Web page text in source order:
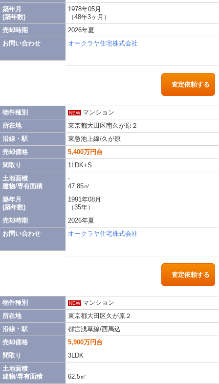
築年月
(築年数)
売却時期
お問い合わせ
1978年05月
（48年3ヶ月）
2026年夏
オークラヤ住宅株式会社
査定依頼する
物件種別
所在地
沿線・駅
売却価格
間取り
土地面積
建物/専有面積
築年月
(築年数)
売却時期
お問い合わせ
NEW マンション
東京都大田区南久が原２
東急池上線/久が原
5,400万円台
1LDK+S
-
47.85㎡
1991年08月
（35年）
2026年夏
オークラヤ住宅株式会社
査定依頼する
物件種別
所在地
沿線・駅
売却価格
間取り
土地面積
建物/専有面積
NEW マンション
東京都大田区久が原２
都営浅草線/西馬込
5,900万円台
3LDK
-
62.5㎡